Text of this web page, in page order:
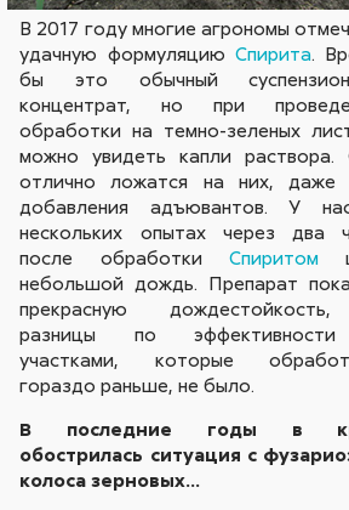
В 2017 году многие агрономы
удачную формуляцию Спирита.
бы это обычный
концентрат, но при
обработки на темно-зеленых
можно увидеть капли раствора.
отлично ложатся на них, даже
добавления адъювантов. У
нескольких опытах через два
после обработки Спиритом
небольшой дождь. Препарат
прекрасную
разницы по
участками, которые
гораздо раньше, не было.
В последние годы в
обострилась ситуация с
колоса зерновых…